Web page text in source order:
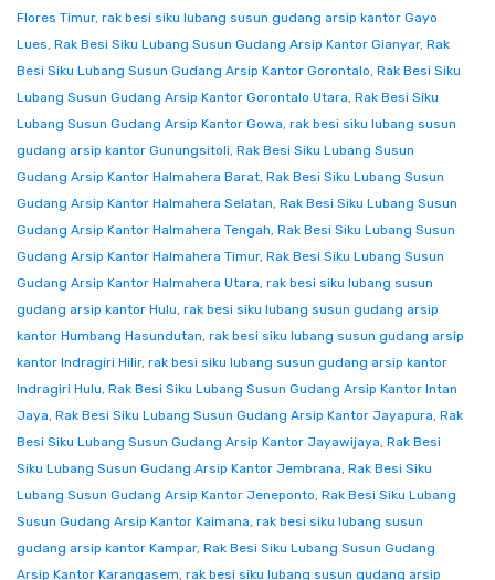
Flores Timur, rak besi siku lubang susun gudang arsip kantor Gayo
Lues, Rak Besi Siku Lubang Susun Gudang Arsip Kantor Gianyar, Rak
Besi Siku Lubang Susun Gudang Arsip Kantor Gorontalo, Rak Besi Siku
Lubang Susun Gudang Arsip Kantor Gorontalo Utara, Rak Besi Siku
Lubang Susun Gudang Arsip Kantor Gowa, rak besi siku lubang susun
gudang arsip kantor Gunungsitoli, Rak Besi Siku Lubang Susun
Gudang Arsip Kantor Halmahera Barat, Rak Besi Siku Lubang Susun
Gudang Arsip Kantor Halmahera Selatan, Rak Besi Siku Lubang Susun
Gudang Arsip Kantor Halmahera Tengah, Rak Besi Siku Lubang Susun
Gudang Arsip Kantor Halmahera Timur, Rak Besi Siku Lubang Susun
Gudang Arsip Kantor Halmahera Utara, rak besi siku lubang susun
gudang arsip kantor Hulu, rak besi siku lubang susun gudang arsip
kantor Humbang Hasundutan, rak besi siku lubang susun gudang arsip
kantor Indragiri Hilir, rak besi siku lubang susun gudang arsip kantor
Indragiri Hulu, Rak Besi Siku Lubang Susun Gudang Arsip Kantor Intan
Jaya, Rak Besi Siku Lubang Susun Gudang Arsip Kantor Jayapura, Rak
Besi Siku Lubang Susun Gudang Arsip Kantor Jayawijaya, Rak Besi
Siku Lubang Susun Gudang Arsip Kantor Jembrana, Rak Besi Siku
Lubang Susun Gudang Arsip Kantor Jeneponto, Rak Besi Siku Lubang
Susun Gudang Arsip Kantor Kaimana, rak besi siku lubang susun
gudang arsip kantor Kampar, Rak Besi Siku Lubang Susun Gudang
Arsip Kantor Karangasem, rak besi siku lubang susun gudang arsip